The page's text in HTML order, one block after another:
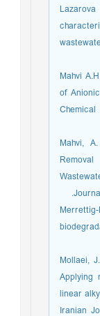
Mahvi
of
Mahvi,
Mollaei,
linear
Iranian